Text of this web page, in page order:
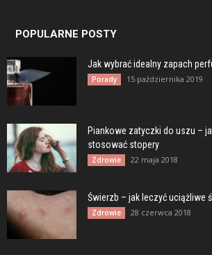
POPULARNE POSTY
Jak wybrać idealny zapach
Porady 15 października 2019
Piankowe zatyczki do uszu –
stosować stopery
Zdrowie 22 maja 2018
Świerzb – jak leczyć uciążliwe
Zdrowie 28 czerwca 2018